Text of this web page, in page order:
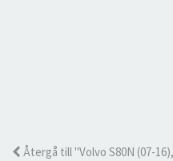
Återgå till "Volvo S80N (07-